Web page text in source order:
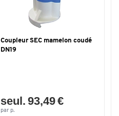
Coupleur SEC mamelon coudé
DN19
seul. 93,49 €
par p.